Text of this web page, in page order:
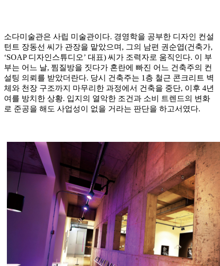
소다미술관은 사립 미술관이다. 경영학을 공부한 디자인 컨설
턴트 장동선 씨가 관장을 맡았으며, 그의 남편 권순엽(건축가,
‘SOAP 디자인스튜디오’ 대표) 씨가 조력자로 움직인다. 이 부
부는 어느 날, 찜질방을 짓다가 혼란에 빠진 어느 건축주의 컨
설팅 의뢰를 받았더란다. 당시 건축주는 1층 철근 콘크리트 벽
체와 천장 구조까지 마무리한 과정에서 건축을 중단, 이후 4년
여를 방치한 상황. 입지의 열악한 조건과 소비 트렌드의 변화
로 준공을 해도 사업성이 없을 거라는 판단을 하고서였다.